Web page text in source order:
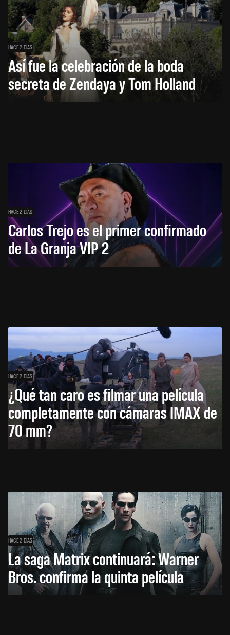
HACE 2 DÍAS
Así fue la celebración de la boda
secreta de Zendaya y Tom Holland
HACE 2 DÍAS
Carlos Trejo es el primer confirmado
de La Granja VIP 2
HACE 2 DÍAS
¿Qué tan caro es filmar una película
completamente con cámaras IMAX de
70 mm?
HACE 2 DÍAS
La saga Matrix continuará: Warner
Bros. confirma la quinta película